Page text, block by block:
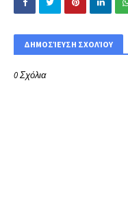
ΔΗΜΟΣΊΕΥΣΗ ΣΧΟΛΊΟΥ
0 Σχόλια